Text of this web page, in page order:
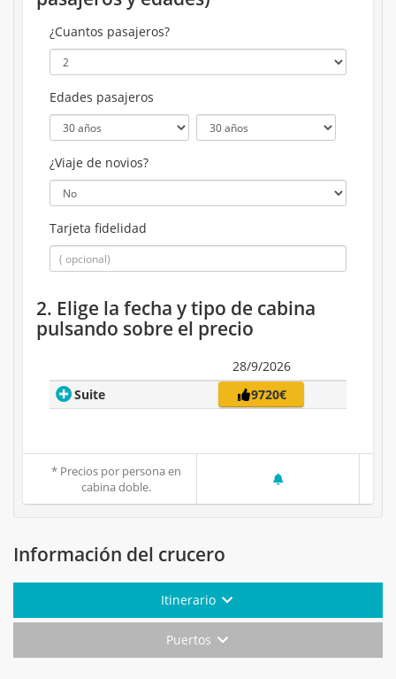
¿Cuantos pasajeros?
Edades pasajeros
¿Viaje de novios?
Tarjeta fidelidad
2. Elige la fecha y tipo de cabina
pulsando sobre el precio
28/9/2026
Suite
9720€
* Precios por persona en
cabina doble.
Información del crucero
Itinerario
Puertos